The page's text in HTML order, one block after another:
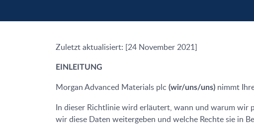
Zuletzt aktualisiert: [24 November 2021]
EINLEITUNG
Morgan Advanced Materials plc (wir/uns/uns) nimmt
In dieser Richtlinie wird erläutert, wann und warum wir
wir diese Daten weitergeben und welche Rechte sie in